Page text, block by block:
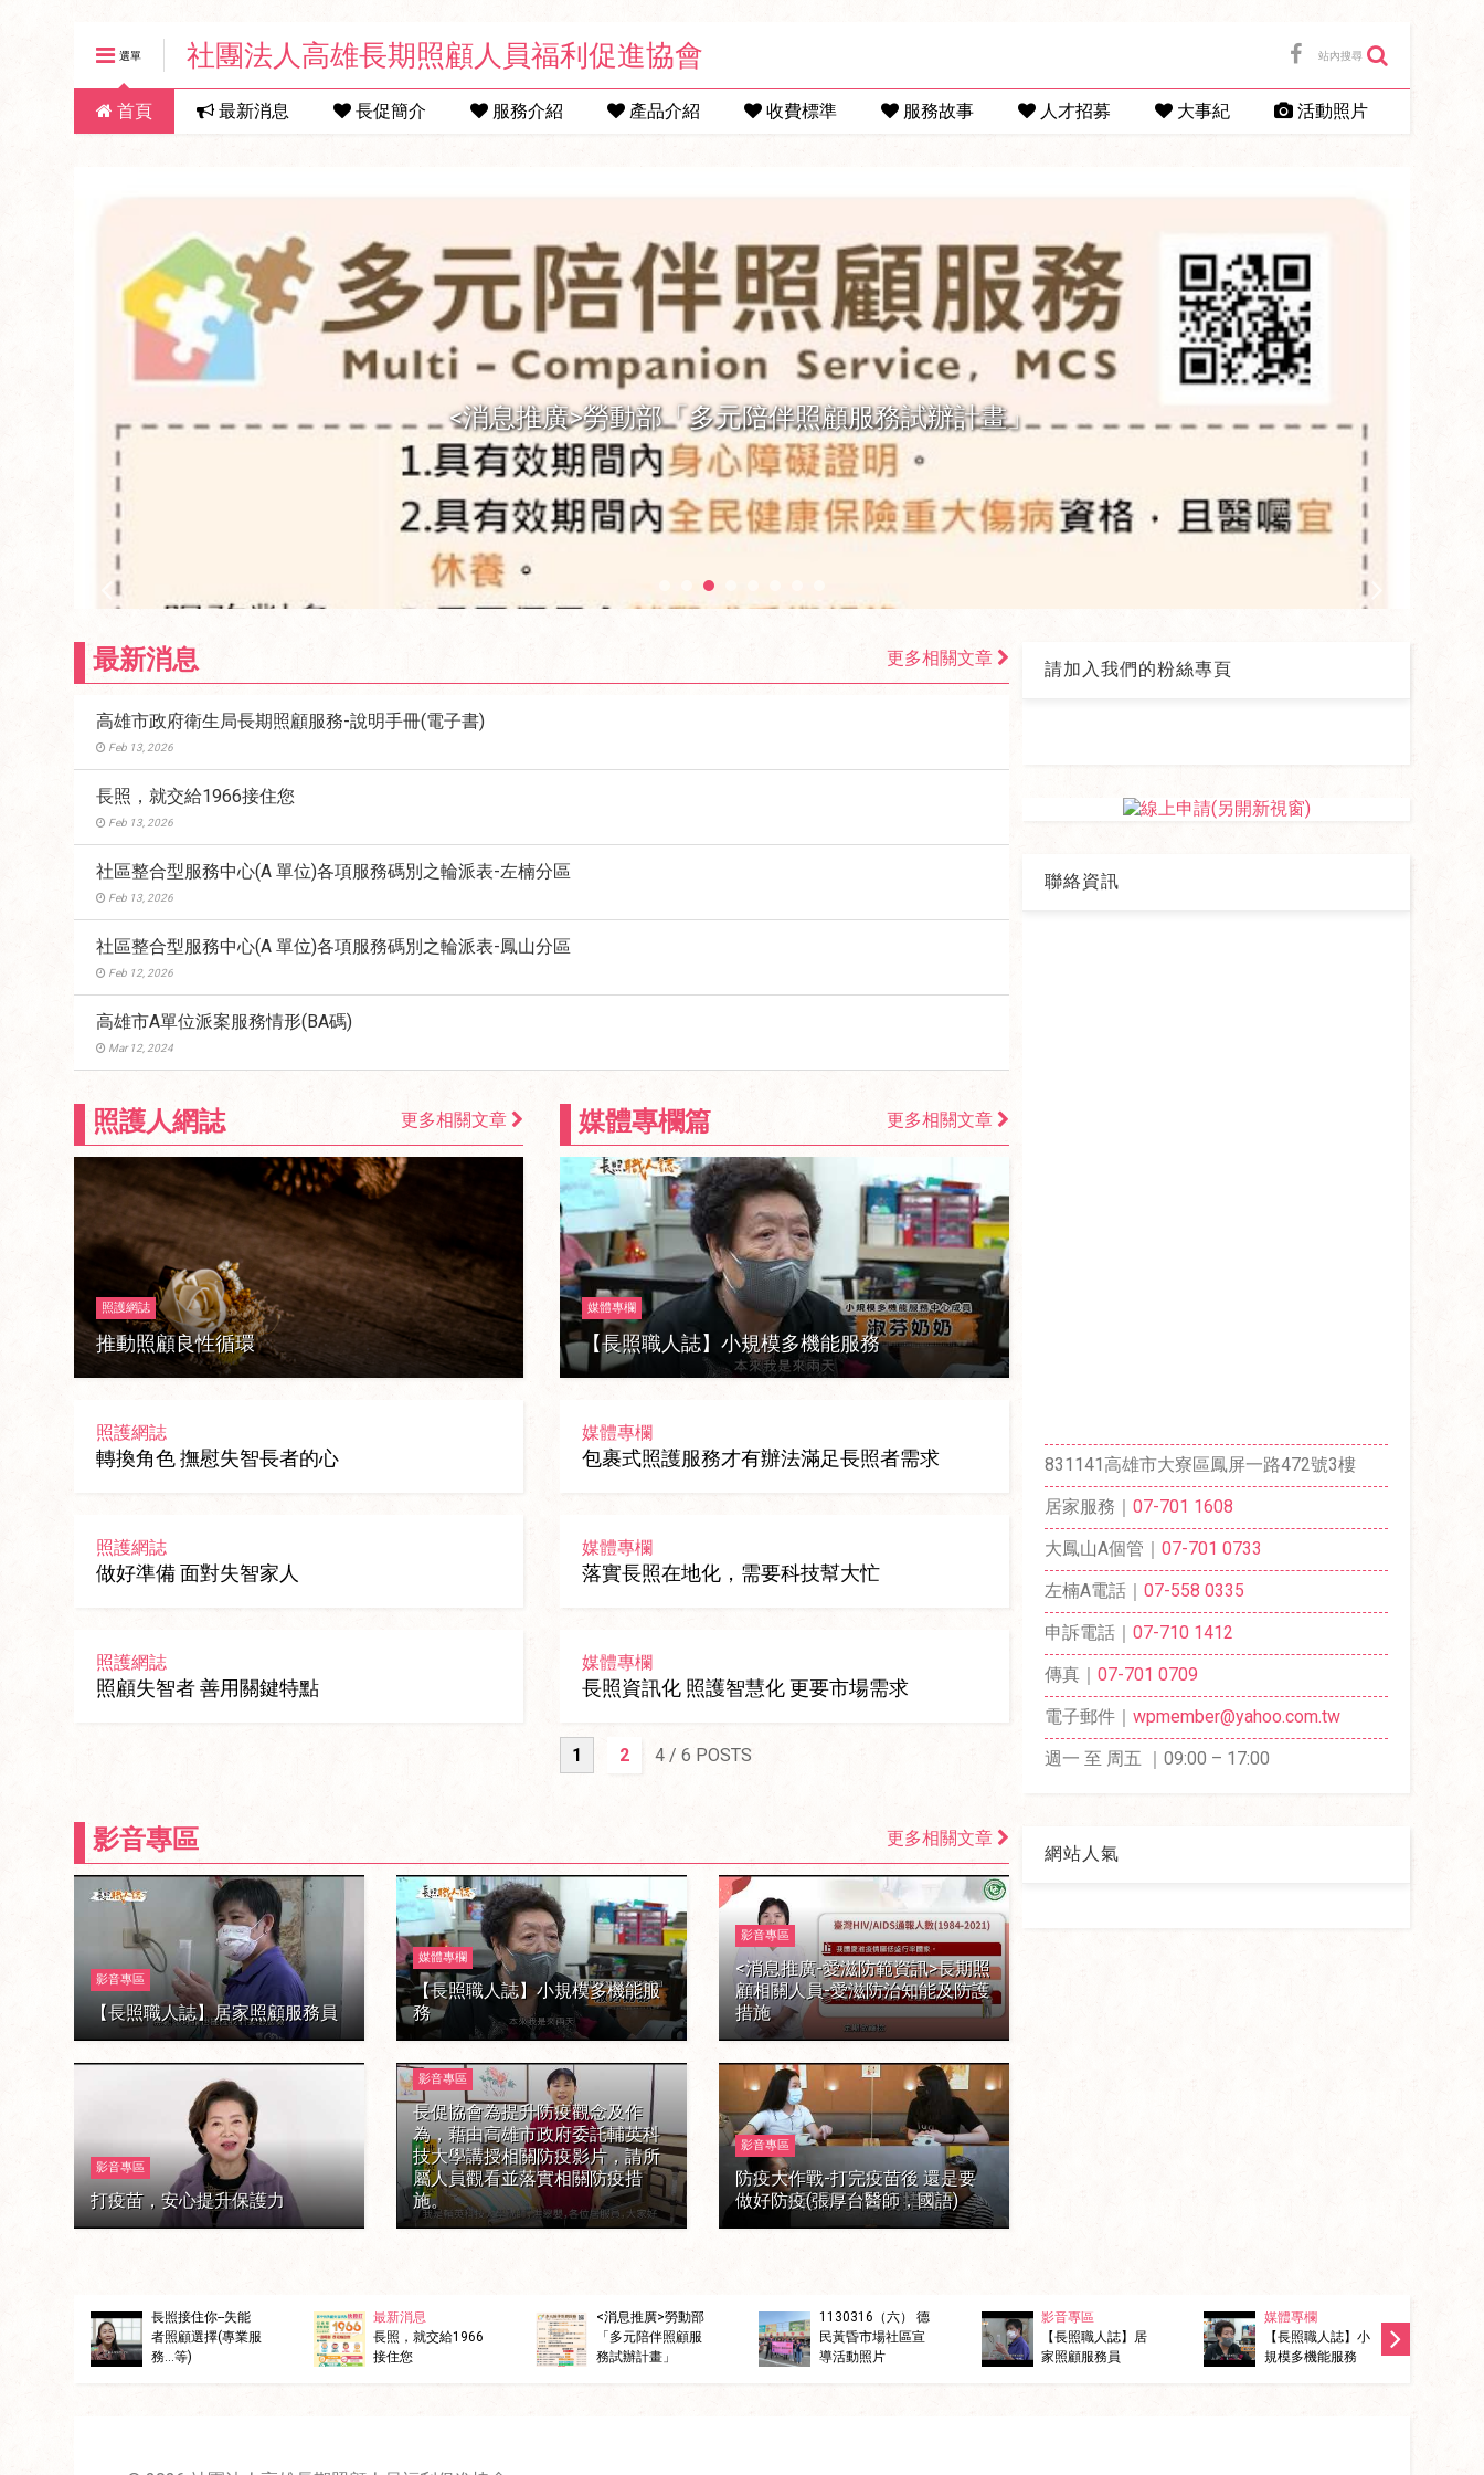
選單 社團法人高雄長期照顧人員福利促進協會 站內搜尋
首頁 最新消息 長促簡介 服務介紹 產品介紹 收費標準 服務故事 人才招募 大事紀 活動照片
<消息推廣>勞動部「多元陪伴照顧服務試辦計畫」
最新消息 更多相關文章
高雄市政府衛生局長期照顧服務-說明手冊(電子書)
Feb 13, 2026
長照，就交給1966接住您
Feb 13, 2026
社區整合型服務中心(A 單位)各項服務碼別之輪派表-左楠分區
Feb 13, 2026
社區整合型服務中心(A 單位)各項服務碼別之輪派表-鳳山分區
Feb 12, 2026
高雄市A單位派案服務情形(BA碼)
Mar 12, 2024
照護人網誌 更多相關文章
照護網誌
推動照顧良性循環
照護網誌
轉換角色 撫慰失智長者的心
照護網誌
做好準備 面對失智家人
照護網誌
照顧失智者 善用關鍵特點
媒體專欄篇 更多相關文章
媒體專欄
【長照職人誌】小規模多機能服務
媒體專欄
包裹式照護服務才有辦法滿足長照者需求
媒體專欄
落實長照在地化，需要科技幫大忙
媒體專欄
長照資訊化 照護智慧化 更要市場需求
1 2 4 / 6 POSTS
影音專區 更多相關文章
影音專區
【長照職人誌】居家照顧服務員
媒體專欄
【長照職人誌】小規模多機能服
務
影音專區
<消息推廣-愛滋防範資訊>長期照
顧相關人員-愛滋防治知能及防護
措施
影音專區
打疫苗，安心提升保護力
影音專區
長促協會為提升防疫觀念及作
為，藉由高雄市政府委託輔英科
技大學講授相關防疫影片，請所
屬人員觀看並落實相關防疫措
施。
影音專區
防疫大作戰-打完疫苗後 還是要
做好防疫(張厚台醫師，國語)
請加入我們的粉絲專頁
聯絡資訊
831141高雄市大寮區鳳屏一路472號3樓
居家服務｜07-701 1608
大鳳山A個管｜07-701 0733
左楠A電話｜07-558 0335
申訴電話｜07-710 1412
傳真｜07-701 0709
電子郵件｜wpmember@yahoo.com.tw
週一 至 周五 ｜09:00 – 17:00
網站人氣
長照接住你--失能
者照顧選擇(專業服
務...等)
最新消息
長照，就交給1966
接住您
<消息推廣>勞動部
「多元陪伴照顧服
務試辦計畫」
1130316（六） 德
民黃昏市場社區宣
導活動照片
影音專區
【長照職人誌】居
家照顧服務員
媒體專欄
【長照職人誌】小
規模多機能服務